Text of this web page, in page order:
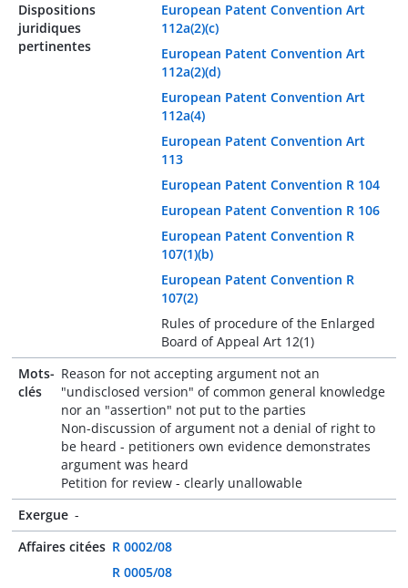
Dispositions
juridiques
pertinentes
European Patent Convention Art
112a(2)(c)
European Patent Convention Art
112a(2)(d)
European Patent Convention Art
112a(4)
European Patent Convention Art
113
European Patent Convention R 104
European Patent Convention R 106
European Patent Convention R
107(1)(b)
European Patent Convention R
107(2)
Rules of procedure of the Enlarged
Board of Appeal Art 12(1)
Mots-
clés
Reason for not accepting argument not an
"undisclosed version" of common general knowledge
nor an "assertion" not put to the parties
Non-discussion of argument not a denial of right to
be heard - petitioners own evidence demonstrates
argument was heard
Petition for review - clearly unallowable
Exergue -
Affaires citées R 0002/08
R 0005/08